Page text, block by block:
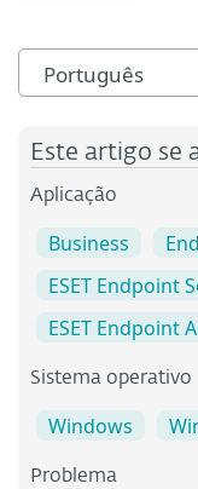
Português
Este artigo se
Aplicação
Business
ESET Endpoint
ESET Endpoint
Sistema operativo
Windows
Problema